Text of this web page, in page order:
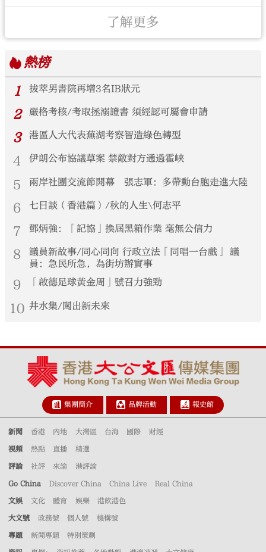
了解更多
熱榜
1
拔萃男書院再增3名IB狀元
2 嚴格考核/考取拯溺證書 須經認可屬會申請
3 港區人大代表蕪湖考察智造綠色轉型
4 伊朗公布協議草案 禁敵對方通過霍峽
5 兩岸社團交流節開幕 張志軍：多帶動台胞走進大陸
6 七日談（香港篇）/秋的人生\何志平
7 鄧炳強：「記協」換屆黑箱作業 毫無公信力
8
議員新故事/同心同向 行政立法「同唱一台戲」 議
員：急民所急，為街坊辦實事
9 「啟德足球黃金周」號召力強勁
10 井水集/闖出新未來
集團簡介 品牌活動 報史館
新聞 香港 內地 大灣區 台海 國際 財經
視頻 熱點 直播 精選
評論 社評 來論 港評論
Go China Discover China China Live Real China
文娛 文化 體育 娛樂 港飲港色
大文號 政務號 個人號 機構號
專題 新聞專題 特別策劃